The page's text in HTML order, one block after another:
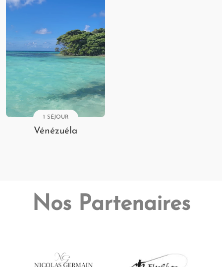
1 SÉJOUR
Vénézuéla
Nos Partenaires